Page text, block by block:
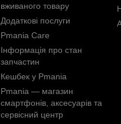
вживаного товару
Додаткові послуги
Pmania Care
Інформація про стан
запчастин
Кешбек у Pmania
Pmania — магазин
смартфонів, аксесуарів та
сервісний центр